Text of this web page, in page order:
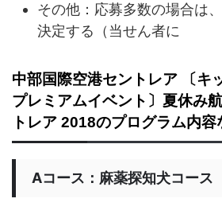
その他：応募多数の場合は
決定する（当せん者に
中部国際空港セントレア 〔キ
プレミアムイベント〕夏休み
トレア 2018のプログラム内
Aコース：麻薬探知犬コース